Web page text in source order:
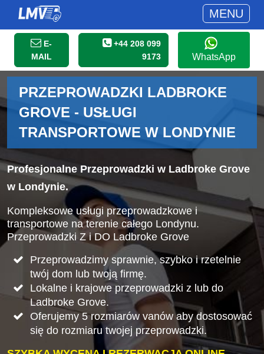
MENU
E-
MAIL
+44 208 099
9173
WhatsApp
PRZEPROWADZKI LADBROKE
GROVE - USŁUGI
TRANSPORTOWE W LONDYNIE
Profesjonalne Przeprowadzki w Ladbroke Grove
w Londynie.
Kompleksowe usługi przeprowadzkowe i
transportowe na terenie całego Londynu.
Przeprowadzki Z i DO Ladbroke Grove
Przeprowadzimy sprawnie, szybko i rzetelnie
twój dom lub twoją firmę.
Lokalne i krajowe przeprowadzki z lub do
Ladbroke Grove.
Oferujemy 5 rozmiarów vanów aby dostosować
się do rozmiaru twojej przeprowadzki.